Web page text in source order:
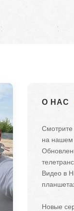
О НАС
на нашем
Видео в
Новые